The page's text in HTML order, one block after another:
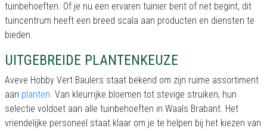
tuinbehoeften. Of je nu een ervaren tuinier bent of net begint, dit
tuincentrum heeft een breed scala aan producten en diensten te
bieden.
UITGEBREIDE PLANTENKEUZE
Aveve Hobby Vert Baulers staat bekend om zijn ruime assortiment
aan planten. Van kleurrijke bloemen tot stevige struiken, hun
selectie voldoet aan alle tuinbehoeften in Waals Brabant. Het
vriendelijke personeel staat klaar om je te helpen bij het kiezen van